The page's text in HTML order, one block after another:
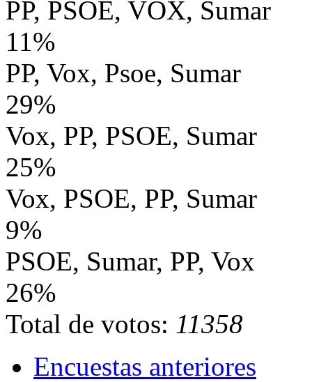
PP, PSOE, VOX, Sumar
11%
PP, Vox, Psoe, Sumar
29%
Vox, PP, PSOE, Sumar
25%
Vox, PSOE, PP, Sumar
9%
PSOE, Sumar, PP, Vox
26%
Total de votos: 11358
Encuestas anteriores